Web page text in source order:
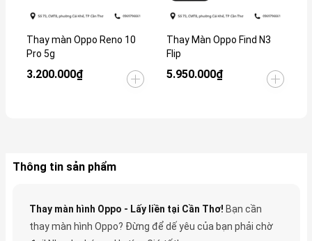
Thay màn Oppo Reno 10
Pro 5g
3.200.000₫
Thay Màn Oppo Find N3
Flip
5.950.000₫
Thông tin sản phẩm
Thay màn hình Oppo - Lấy liền tại Cần Thơ! Bạn cần
thay màn hình Oppo? Đừng để dế yêu của bạn phải chờ